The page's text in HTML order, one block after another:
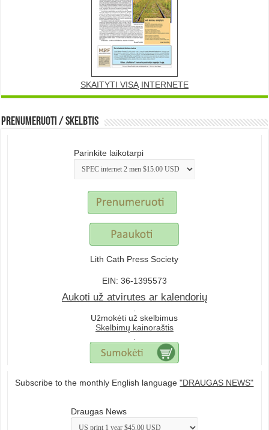
SKAITYTI VISĄ INTERNETE
Prenumeruoti / Skelbtis
Parinkite laikotarpi
Lith Cath Press Society
EIN: 36-1395573
Aukoti už atvirutes ar kalendorių
Užmokėti už skelbimus
Skelbimų kainoraštis
Subscribe to the monthly English language"DRAUGAS NEWS"
Draugas News